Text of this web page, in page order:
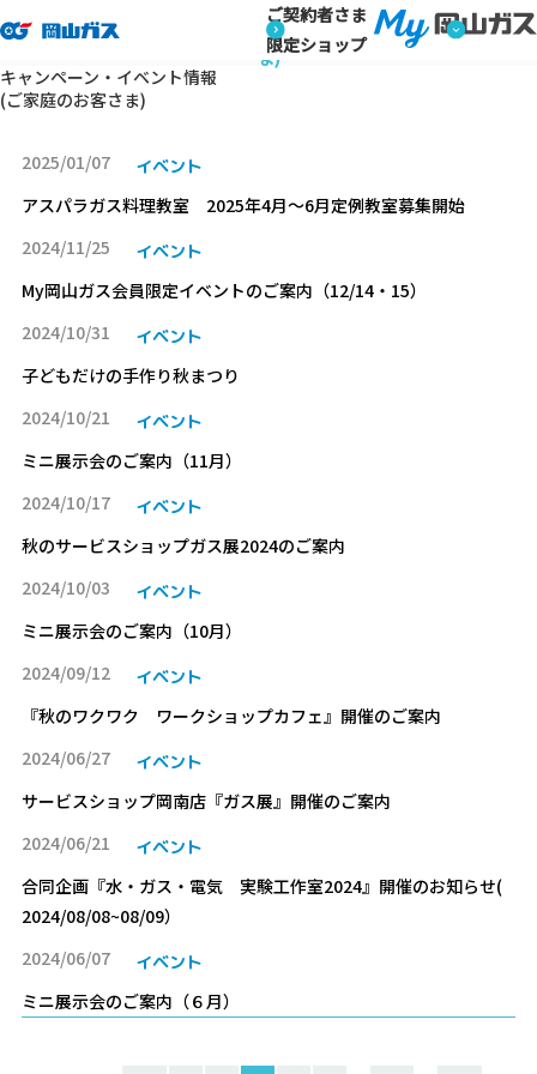
ご契約者さま
限定ショップ
トップページ
キャンペーン・イベント情報 (ご家庭のお客さま)
キャンペーン・イベント情報 (ご家庭のお客さ
ま)
キャンペーン・イベント情報
(ご家庭のお客さま)
2025/01/07 イベント
アスパラガス料理教室 2025年4月～6月定例教室募集開始
2024/11/25
イベント
My岡山ガス会員限定イベントのご案内（12/14・15）
2024/10/31
イベント
子どもだけの手作り秋まつり
2024/10/21
イベント
ミニ展示会のご案内（11月）
2024/10/17
イベント
秋のサービスショップガス展2024のご案内
2024/10/03
イベント
ミニ展示会のご案内（10月）
2024/09/12
イベント
『秋のワクワク ワークショップカフェ』開催のご案内
2024/06/27
イベント
サービスショップ岡南店『ガス展』開催のご案内
2024/06/21
イベント
合同企画『水・ガス・電気 実験工作室2024』開催のお知らせ(
2024/08/08~08/09）
2024/06/07
イベント
ミニ展示会のご案内（６月）